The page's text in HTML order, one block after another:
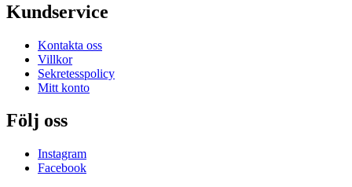
Kundservice
Kontakta oss
Villkor
Sekretesspolicy
Mitt konto
Följ oss
Instagram
Facebook